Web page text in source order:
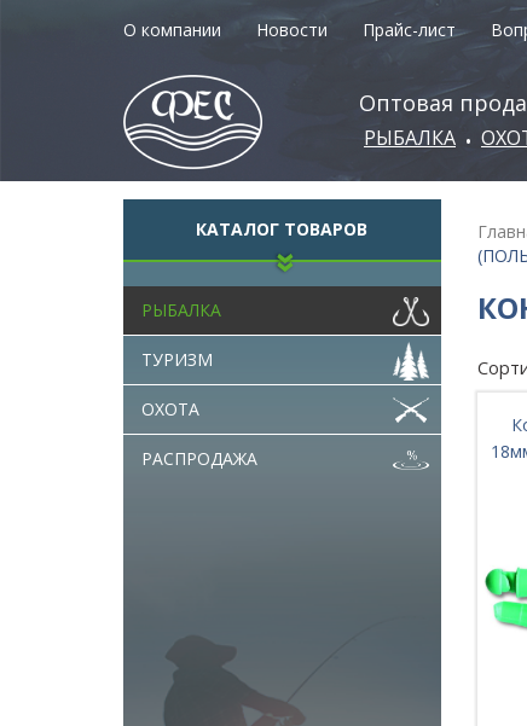
О компании Новости Прайс-лист
Оптовая
РЫБАЛКА •
КАТАЛОГ ТОВАРОВ
РЫБАЛКА
ТУРИЗМ
ОХОТА
РАСПРОДАЖА